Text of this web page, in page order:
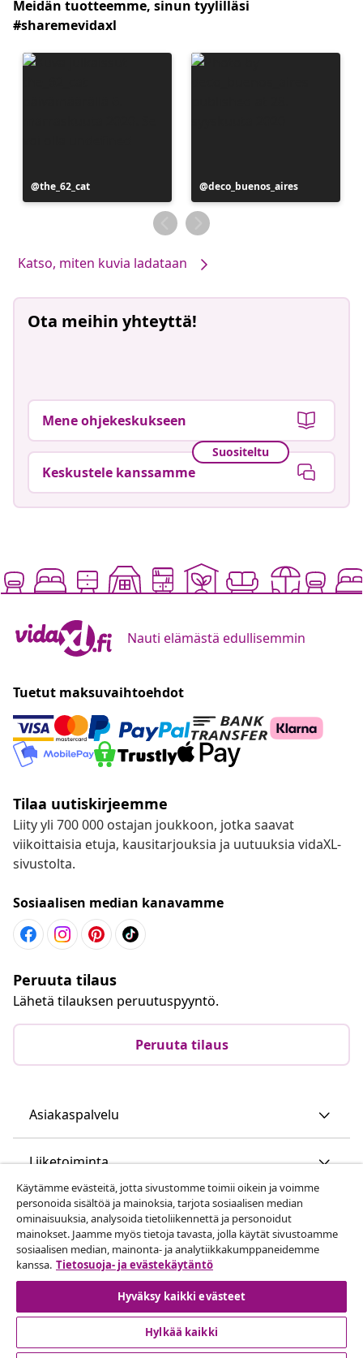
Meidän tuotteemme, sinun tyylilläsi
#sharemevidaxl
Julkaissut
the_62_cat Julkaissut
deco_buenos_aires
Katso, miten kuvia ladataan
Ota meihin yhteyttä!
Mene ohjekeskukseen
Suositeltu
Keskustele kanssamme
Nauti elämästä edullisemmin
Tuetut maksuvaihtoehdot
Tilaa uutiskirjeemme
Liity yli 700 000 ostajan joukkoon, jotka saavat
viikoittaisia etuja, kausitarjouksia ja uutuuksia vidaXL-
sivustolta.
Sosiaalisen median kanavamme
Peruuta tilaus
Lähetä tilauksen peruutuspyyntö.
Peruuta tilaus
Asiakaspalvelu
Liiketoiminta
vidaXL
Löydä lisää
Käytämme evästeitä, jotta sivustomme toimii oikein ja voimme
personoida sisältöä ja mainoksia, tarjota sosiaalisen median
ominaisuuksia, analysoida tietoliikennettä ja personoidut
mainokset. Jaamme myös tietoja tavasta, jolla käytät sivustoamme
sosiaalisen median, mainonta- ja analytiikkakumppaneidemme
kanssa. Tietosuoja- ja evästekäytäntö
Hyväksy kaikki evästeet
Hylkää kaikki